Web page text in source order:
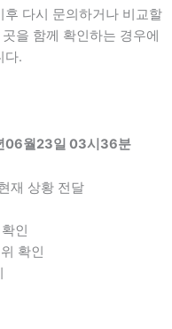
다시 문의하거나 비교할
을 함께 확인하는 경우에
다.
06월23일 03시36분
재 상황 전달
인
확인